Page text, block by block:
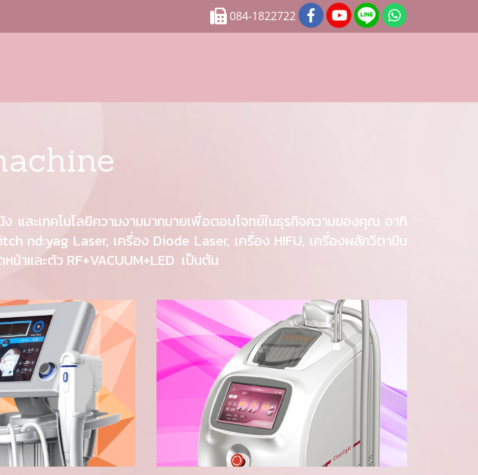
084-1822722
ง และเทคโนโลยีความงามมากมายเพื่อตอบโจทย์ในธุรกิจความของคุณ อาทิ
nd:yag Laser, เครื่อง Diode Laser, เครื่อง HIFU, เครื่องผลักวิตามิน
าและตัว RF+VACUUM+LED เป็นต้น